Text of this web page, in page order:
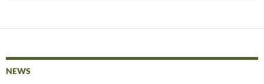
NEWS